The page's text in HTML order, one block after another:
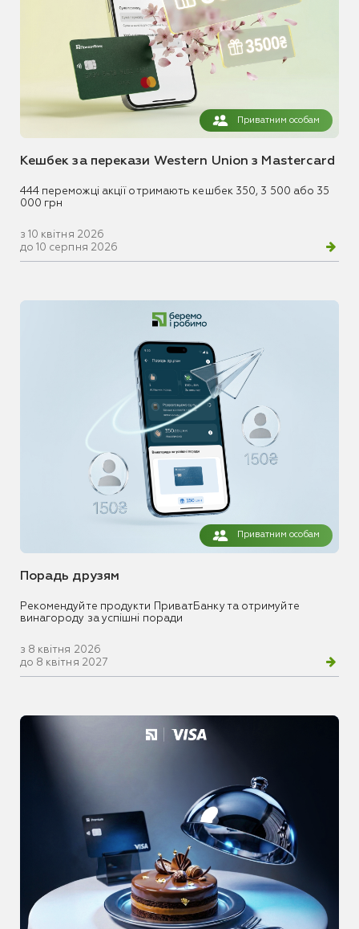
Приватним особам
Кешбек за перекази Western Union з Mastercard
444 переможці акції отримають кешбек 350, 3 500 або 35
000 грн
з 10 квітня 2026
до 10 серпня 2026
Приватним особам
Порадь друзям
Рекомендуйте продукти ПриватБанку та отримуйте
винагороду за успішні поради
з 8 квітня 2026
до 8 квітня 2027